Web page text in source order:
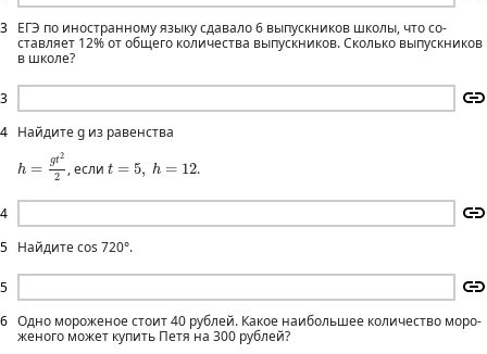
3
3
ЕГЭ по иностранному языку сдавало 6 выпускников школы, что со­
ставляет 12% от общего количества выпускников. Сколько выпускников
в школе?
4
4
Найдите g из равенства
h = gt2
2
22
, если t = 5, h = 12
t=5 h 12 .
5
5
Найдите cos 720°.
6 Одно мороженое стоит 40 рублей. Какое наибольшее количество моро­
женого может купить Петя на 300 рублей?